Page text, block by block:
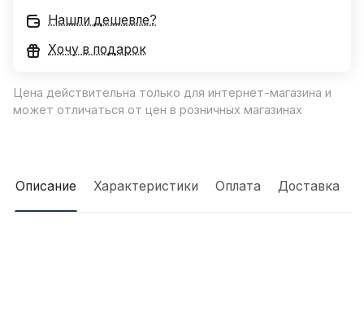
Нашли дешевле?
Хочу в подарок
Цена действительна только для интернет-магазина и
может отличаться от цен в розничных магазинах
Описание Характеристики Оплата Доставка